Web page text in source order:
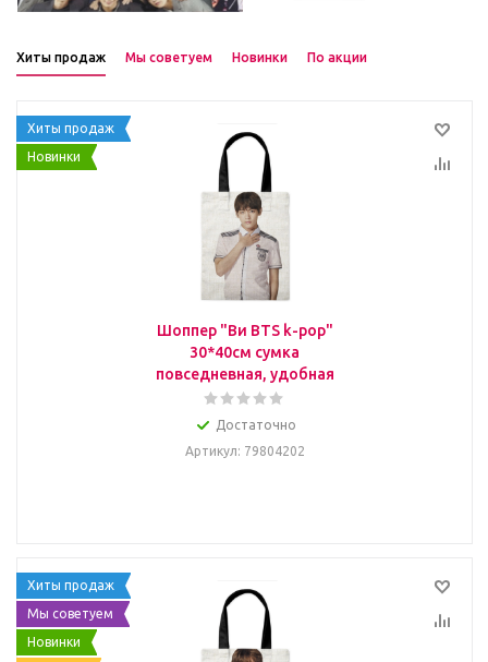
Хиты продаж Мы советуем Новинки По акции
Хиты продаж
Новинки
Шоппер "Ви BTS k-pop"
30*40см сумка
повседневная, удобная
Достаточно
Артикул: 79804202
Хиты продаж
Мы советуем
Новинки